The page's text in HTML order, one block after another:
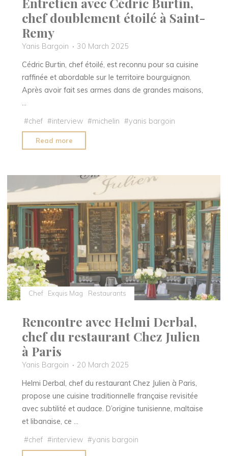
chef doublement étoilé à Saint-
Remy
Yanis Bargoin
30 March 2025
Cédric Burtin, chef étoilé, est reconnu pour sa cuisine
raffinée et abordable sur le territoire bourguignon.
Après avoir fait ses armes dans de grandes maisons,
…
#chef #interview #michelin #yanis bargoin
Read more
avec
Burtin,
doublement
étoilé
à
Saint-
Remy"
Chef Exquis Mag Restaurants
Rencontre avec Helmi Derbal,
chef du restaurant Chez Julien
à Paris
Yanis Bargoin
20 March 2025
Helmi Derbal, chef du restaurant Chez Julien à Paris,
propose une cuisine traditionnelle française revisitée
avec subtilité et audace. D’origine tunisienne, maltaise
et libanaise, ce …
#chef #interview #yanis bargoin